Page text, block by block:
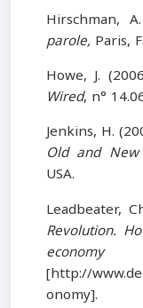
Hirschman,
parole, Paris,
Howe, J.
Wired, n°
Jenkins, H.
Old and
USA.
Leadbeater,
Revolution.
[http://
onomy].